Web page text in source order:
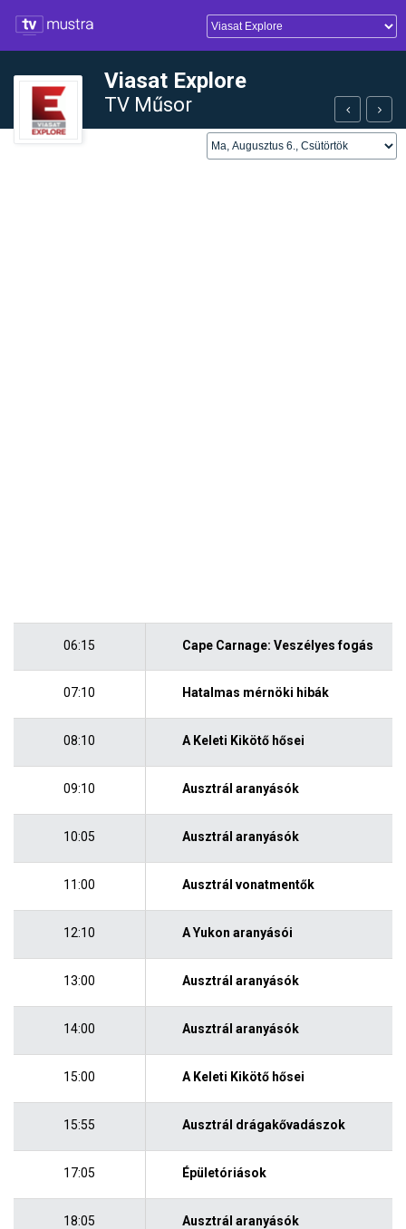
Viasat Explore
TV Műsor
06:15 Cape Carnage: Veszélyes fogás
07:10 Hatalmas mérnöki hibák
08:10 A Keleti Kikötő hősei
09:10 Ausztrál aranyásók
10:05 Ausztrál aranyásók
11:00 Ausztrál vonatmentők
12:10 A Yukon aranyásói
13:00 Ausztrál aranyásók
14:00 Ausztrál aranyásók
15:00 A Keleti Kikötő hősei
15:55 Ausztrál drágakővadászok
17:05 Épületóriások
18:05 Ausztrál aranyásók